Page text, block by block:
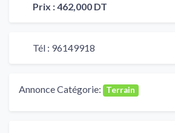
Prix :462,000 DT
Tél : 96149918
Annonce Catégorie: Terrain